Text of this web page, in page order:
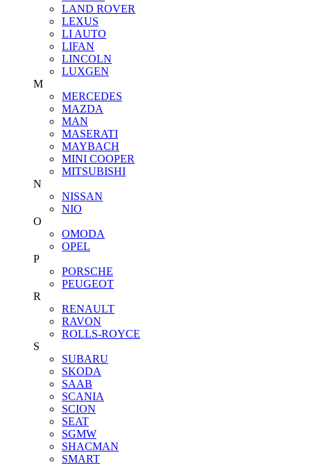
LAND ROVER
LEXUS
LI AUTO
LIFAN
LINCOLN
LUXGEN
M
MERCEDES
MAZDA
MAN
MASERATI
MAYBACH
MINI COOPER
MITSUBISHI
N
NISSAN
NIO
O
OMODA
OPEL
P
PORSCHE
PEUGEOT
R
RENAULT
RAVON
ROLLS-ROYCE
S
SUBARU
SKODA
SAAB
SCANIA
SCION
SEAT
SGMW
SHACMAN
SMART